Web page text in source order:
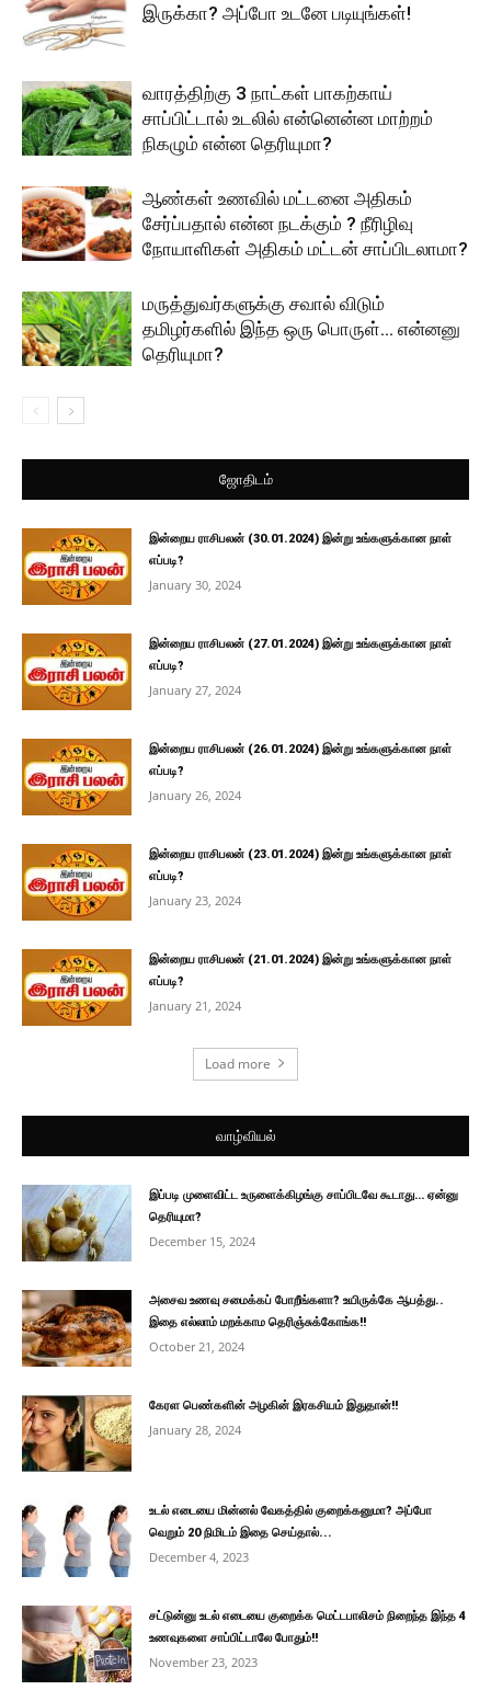
இருக்கா? அப்போ உடனே படியுங்கள்!
வாரத்திற்கு 3 நாட்கள் பாகற்காய்
சாப்பிட்டால் உடலில் என்னென்ன மாற்றம்
நிகழும் என்ன தெரியுமா?
ஆண்கள் உணவில் மட்டனை அதிகம்
சேர்ப்பதால் என்ன நடக்கும் ? நீரிழிவு
நோயாளிகள் அதிகம் மட்டன் சாப்பிடலாமா?
மருத்துவர்களுக்கு சவால் விடும்
தமிழர்களில் இந்த ஒரு பொருள்… என்னனு
தெரியுமா?
ஜோதிடம்
இன்றைய ராசிபலன் (30.01.2024) இன்று உங்களுக்கான நாள்
எப்படி?
January 30, 2024
இன்றைய ராசிபலன் (27.01.2024) இன்று உங்களுக்கான நாள்
எப்படி?
January 27, 2024
இன்றைய ராசிபலன் (26.01.2024) இன்று உங்களுக்கான நாள்
எப்படி?
January 26, 2024
இன்றைய ராசிபலன் (23.01.2024) இன்று உங்களுக்கான நாள்
எப்படி?
January 23, 2024
இன்றைய ராசிபலன் (21.01.2024) இன்று உங்களுக்கான நாள்
எப்படி?
January 21, 2024
Load more
வாழ்வியல்
இப்படி முளைவிட்ட உருளைக்கிழங்கு சாப்பிடவே கூடாது… ஏன்னு
தெரியுமா?
December 15, 2024
அசைவ உணவு சமைக்கப் போறீங்களா? உயிருக்கே ஆபத்து..
இதை எல்லாம் மறக்காம தெரிஞ்சுக்கோங்க!!
October 21, 2024
கேரள பெண்களின் அழகின் இரகசியம் இதுதான்!!
January 28, 2024
உடல் எடையை மின்னல் வேகத்தில் குறைக்கனுமா? அப்போ
வெறும் 20 நிமிடம் இதை செய்தால்...
December 4, 2023
சட்டுன்னு உடல் எடையை குறைக்க மெட்டபாலிசம் நிறைந்த இந்த 4
உணவுகளை சாப்பிட்டாலே போதும்!!
November 23, 2023